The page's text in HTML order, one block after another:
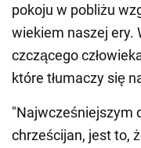
pokoju w pobliżu
wiekiem naszej ery.
czczącego
które tłumaczy się
"Najwcześniejszym
chrześcijan, jest to,